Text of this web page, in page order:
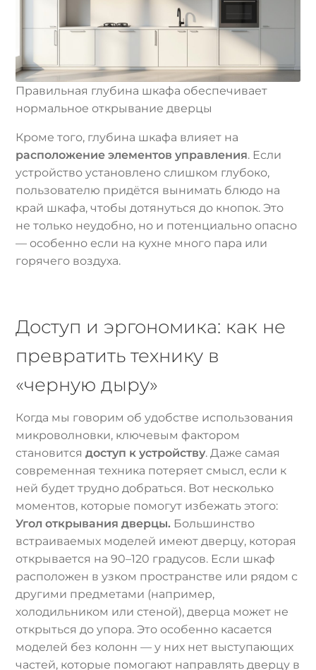
Правильная глубина шкафа обеспечивает
нормальное открывание дверцы
Кроме того, глубина шкафа влияет на
расположение элементов управления. Если
устройство установлено слишком глубоко,
пользователю придётся вынимать блюдо на
край шкафа, чтобы дотянуться до кнопок. Это
не только неудобно, но и потенциально опасно
— особенно если на кухне много пара или
горячего воздуха.
Доступ и эргономика: как не
превратить технику в
«черную дыру»
Когда мы говорим об удобстве использования
микроволновки, ключевым фактором
становитсядоступ к устройству. Даже самая
современная техника потеряет смысл, если к
ней будет трудно добраться. Вот несколько
моментов, которые помогут избежать этого:
Угол открывания дверцы. Большинство
встраиваемых моделей имеют дверцу, которая
открывается на 90–120 градусов. Если шкаф
расположен в узком пространстве или рядом с
другими предметами (например,
холодильником или стеной), дверца может не
открыться до упора. Это особенно касается
моделей без колонн — у них нет выступающих
частей, которые помогают направлять дверцу в